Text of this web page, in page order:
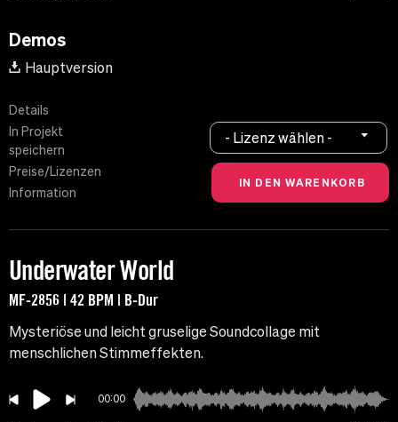
Demos
Hauptversion
Details
In Projekt
speichern
Preise/Lizenzen
Information
- Lizenz wählen -
Underwater World
MF-2856 | 42 BPM | B-Dur
Mysteriöse und leicht gruselige Soundcollage mit
menschlichen Stimmeffekten.
00:00